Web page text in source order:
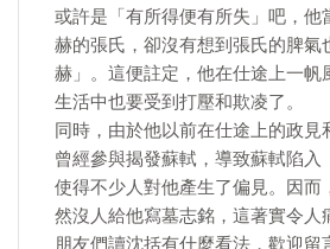
或許是「有所得便有所失」吧，他
赫的張氏，卻沒有想到張氏的脾氣
赫」。這便註定，他在仕途上一帆
生活中也要受到打壓和欺凌了。
同時，由於他以前在仕途上的政見
曾經參與揭發蘇軾，導致蘇軾陷入
使得不少人對他產生了偏見。因而
然沒人給他寫墓志銘，這著實令人
朋友們讀沈括有什麼看法，歡迎留